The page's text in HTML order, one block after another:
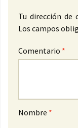
Tu dirección de
Los campos
Comentario *
Nombre *